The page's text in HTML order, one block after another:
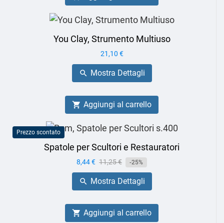
You Clay, Strumento Multiuso
Prezzo
21,10 €
 Mostra Dettagli
 Aggiungi al carrello
Prezzo scontato
Spatole per Scultori e Restauratori
Prezzo
8,44 € Prezzo
base
11,25 € -25%
 Mostra Dettagli
 Aggiungi al carrello